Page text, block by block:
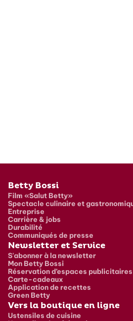
Pied de page
Betty Bossi
Film «Salut Betty»
Spectacle culinaire et
Entreprise
Carrière & jobs
Durabilité
Communiqués de presse
Newsletter et Service
S'abonner à la newsletter
Mon Betty Bossi
Réservation d’espaces publicitaires
Carte-cadeaux
Application de recettes
Green Betty
Vers la boutique en ligne
Ustensiles de cuisine